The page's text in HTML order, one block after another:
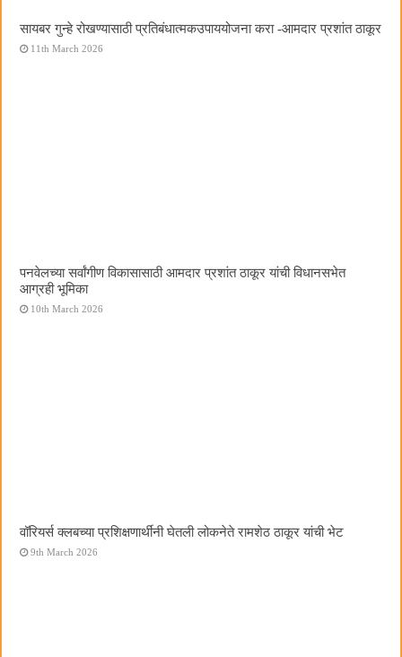
सायबर गुन्हे रोखण्यासाठी प्रतिबंधात्मकउपाययोजना करा -आमदार प्रशांत ठाकूर
11th March 2026
पनवेलच्या सर्वांगीण विकासासाठी आमदार प्रशांत ठाकूर यांची विधानसभेत
आग्रही भूमिका
10th March 2026
वॉरियर्स क्लबच्या प्रशिक्षणार्थींनी घेतली लोकनेते रामशेठ ठाकूर यांची भेट
9th March 2026